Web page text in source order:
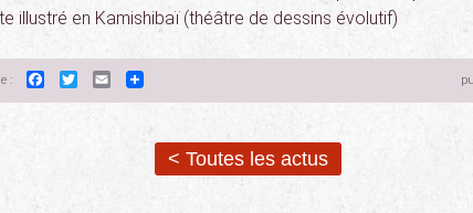
illustré en Kamishibaï (théâtre de dessins évolutif)
: Facebook
TwitterEmail
< Toutes les actus